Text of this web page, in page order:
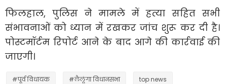
फिलहाल, पुलिस ने मामले में हत्या सहित सभी
संभावनाओं को ध्यान में रखकर जांच शुरू कर दी है।
पोस्टमॉर्टम रिपोर्ट आने के बाद आगे की कार्रवाई की
जाएगी।
#पूर्व विधायक #लैलूंगा विधानसभा top news